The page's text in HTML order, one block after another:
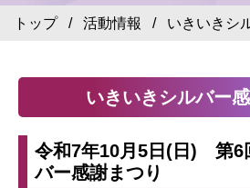
トップ/ 活動情報 / いきいきシ
いきいきシルバー
令和7年10月5日(日) 第6
バー感謝まつり